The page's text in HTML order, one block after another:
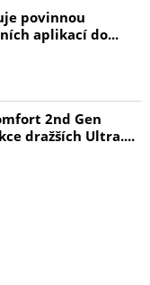
povinnou
aplikací do...
2nd Gen
dražších Ultra....